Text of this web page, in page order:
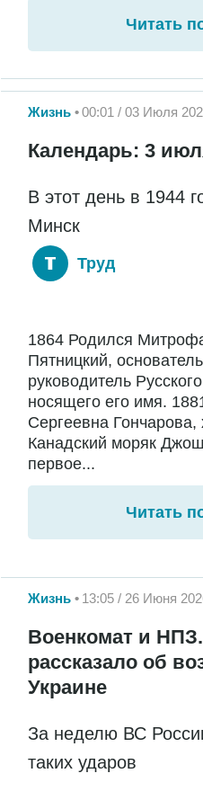
Читать
Жизнь 00:01 / 03 Июля
Календарь: 3
В этот день в 1944
Минск
Труд
1864 Родился
Пятницкий,
руководитель
носящего его имя.
Сергеевна
Канадский моряк
первое...
Читать
Жизнь 13:05 / 26 Июня
Военкомат и
рассказало об
Украине
За неделю ВС
таких ударов